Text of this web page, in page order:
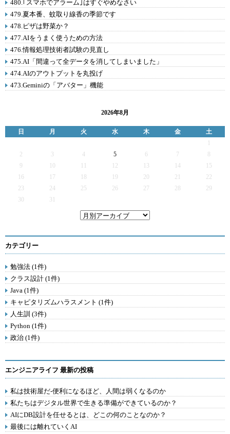
480.｢スマホでアラーム｣はすぐやめなさい
479.夏本番、蚊取り線香の季節です
478.ピザは野菜か？
477.AIをうまく使うための方法
476.情報処理技術者試験の見直し
475.AI「間違って全データを消してしまいました」
474.AIのアウトプットを丸投げ
473.Geminiの「アバター」機能
2026年8月
日 月 火 水 木 金
土
2
3 4 5 6 7
9
12 13 14
15
16
17 19 20 21
22
23
24 25 26 27 28
29
30
31
カテゴリー
勉強法 (1件)
クラス設計 (1件)
Java (1件)
キャピタリズムハラスメント (1件)
人生訓 (3件)
Python (1件)
政治 (1件)
エンジニアライフ 最新の投稿
私は技術屋だ-便利になるほど、人間は弱くなるのか
私たちはデジタル世界で生きる準備ができているのか？
AIにDB設計を任せるとは、どこの何のことなのか？
最後には離れていくAI